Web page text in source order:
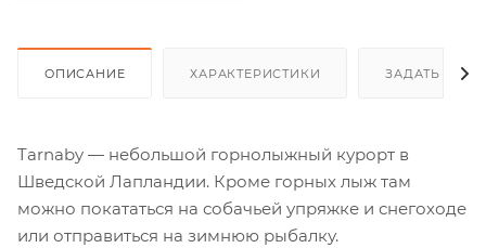
ОПИСАНИЕ ХАРАКТЕРИСТИКИ ЗАДАТЬ
Tarnaby — небольшой горнолыжный курорт в
Шведской Лапландии. Кроме горных лыж там
можно покататься на собачьей упряжке и снегоходе
или отправиться на зимнюю рыбалку.